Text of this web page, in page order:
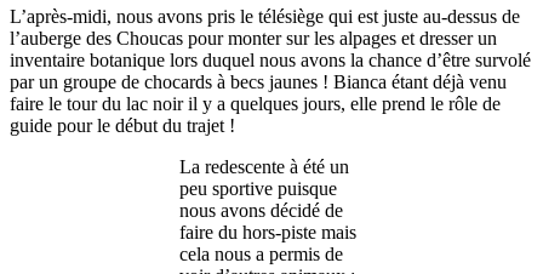
L’après-midi, nous avons pris le télésiège qui est juste au-dessus de
l’auberge des Choucas pour monter sur les alpages et dresser un
inventaire botanique lors duquel nous avons la chance d’être survolé
par un groupe de chocards à becs jaunes ! Bianca étant déjà venu
faire le tour du lac noir il y a quelques jours, elle prend le rôle de
guide pour le début du trajet !
La redescente à été un
peu sportive puisque
nous avons décidé de
faire du hors-piste mais
cela nous a permis de